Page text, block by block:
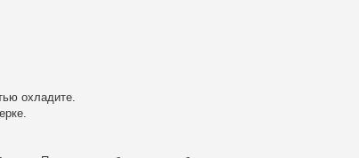
охладите.